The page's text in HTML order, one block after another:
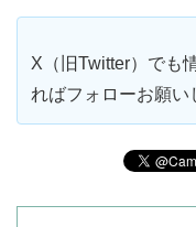
X（旧Twitter）でも
ればフォローお願い